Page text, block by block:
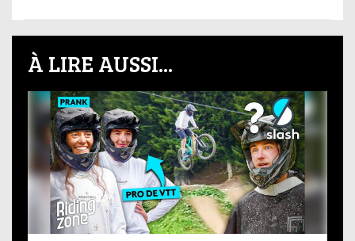
À LIRE AUSSI...